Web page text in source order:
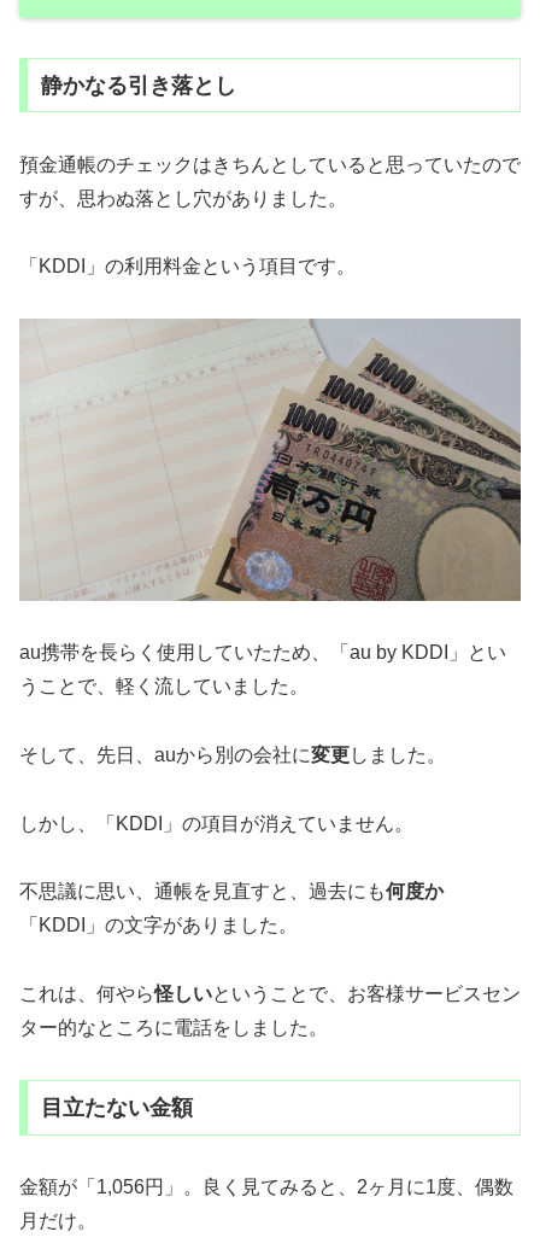
静かなる引き落とし
預金通帳のチェックはきちんとしていると思っていたので
すが、思わぬ落とし穴がありました。
「KDDI」の利用料金という項目です。
au携帯を長らく使用していたため、「au by KDDI」とい
うことで、軽く流していました。
そして、先日、auから別の会社に変更しました。
しかし、「KDDI」の項目が消えていません。
不思議に思い、通帳を見直すと、過去にも何度か
「KDDI」の文字がありました。
これは、何やら怪しいということで、お客様サービスセン
ター的なところに電話をしました。
目立たない金額
金額が「1,056円」。良く見てみると、2ヶ月に1度、偶数
月だけ。